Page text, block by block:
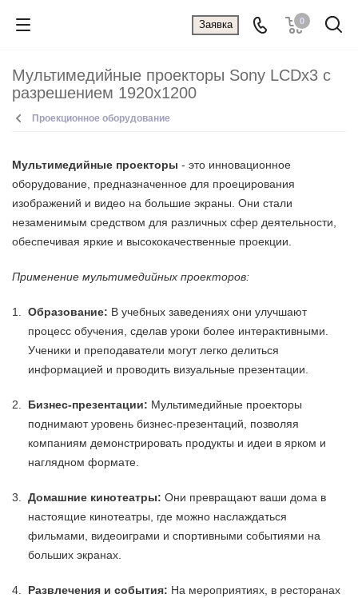
0
Заявка
Мультимедийные проекторы Sony LCDx3 с
разрешением 1920x1200
Проекционное оборудование
Мультимедийные проекторы - это инновационное
оборудование, предназначенное для проецирования
изображений и видео на большие экраны. Они стали
незаменимым средством для различных сфер деятельности,
обеспечивая яркие и высококачественные проекции.
Применение мультимедийных проекторов:
Образование: В учебных заведениях они улучшают
процесс обучения, сделав уроки более интерактивными.
Ученики и преподаватели могут легко делиться
информацией и проводить визуальные презентации.
Бизнес-презентации: Мультимедийные проекторы
поднимают уровень бизнес-презентаций, позволяя
компаниям демонстрировать продукты и идеи в ярком и
наглядном формате.
Домашние кинотеатры: Они превращают ваши дома в
настоящие кинотеатры, где можно наслаждаться
фильмами, видеоиграми и спортивными событиями на
больших экранах.
Развлечения и события: На мероприятиях, в ресторанах